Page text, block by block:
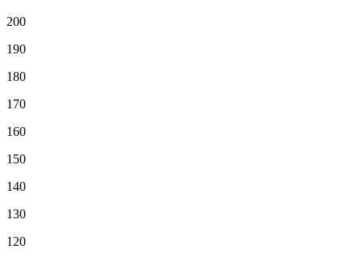
200
190
180
170
160
150
140
130
120